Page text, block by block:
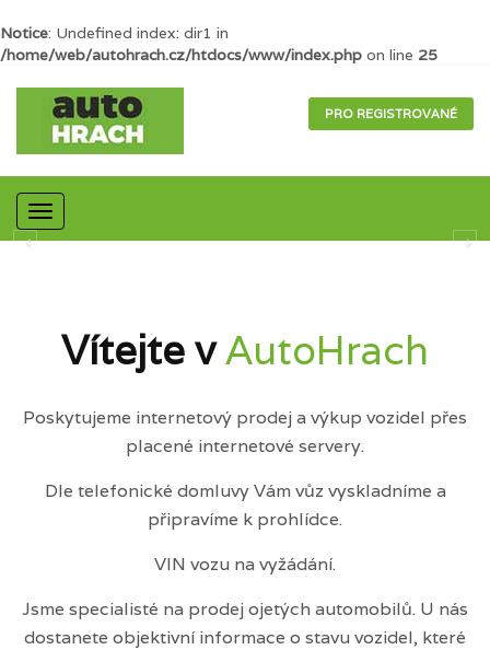
Notice: Undefined index: dir1 in
/home/web/autohrach.cz/htdocs/www/index.php on line 25
PRO REGISTROVANÉ
Mobilní
navigace
Vítejte vAutoHrach
Poskytujeme internetový prodej a výkup vozidel přes
placené internetové servery.
Dle telefonické domluvy Vám vůz vyskladníme a
připravíme k prohlídce.
VIN vozu na vyžádání.
Jsme specialisté na prodej ojetých automobilů. U nás
dostanete objektivní informace o stavu vozidel, které